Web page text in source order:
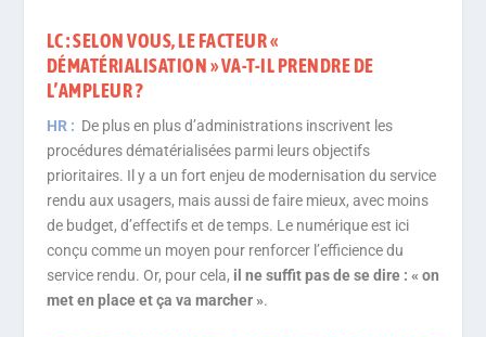
LC : SELON VOUS, LE FACTEUR «
DÉMATÉRIALISATION » VA-T-IL PRENDRE DE
L’AMPLEUR ?
HR : De plus en plus d’administrations inscrivent les
procédures dématérialisées parmi leurs objectifs
prioritaires. Il y a un fort enjeu de modernisation du service
rendu aux usagers, mais aussi de faire mieux, avec moins
de budget, d’effectifs et de temps. Le numérique est ici
conçu comme un moyen pour renforcer l’efficience du
service rendu. Or, pour cela, il ne suffit pas de se dire : « on
met en place et ça va marcher ».